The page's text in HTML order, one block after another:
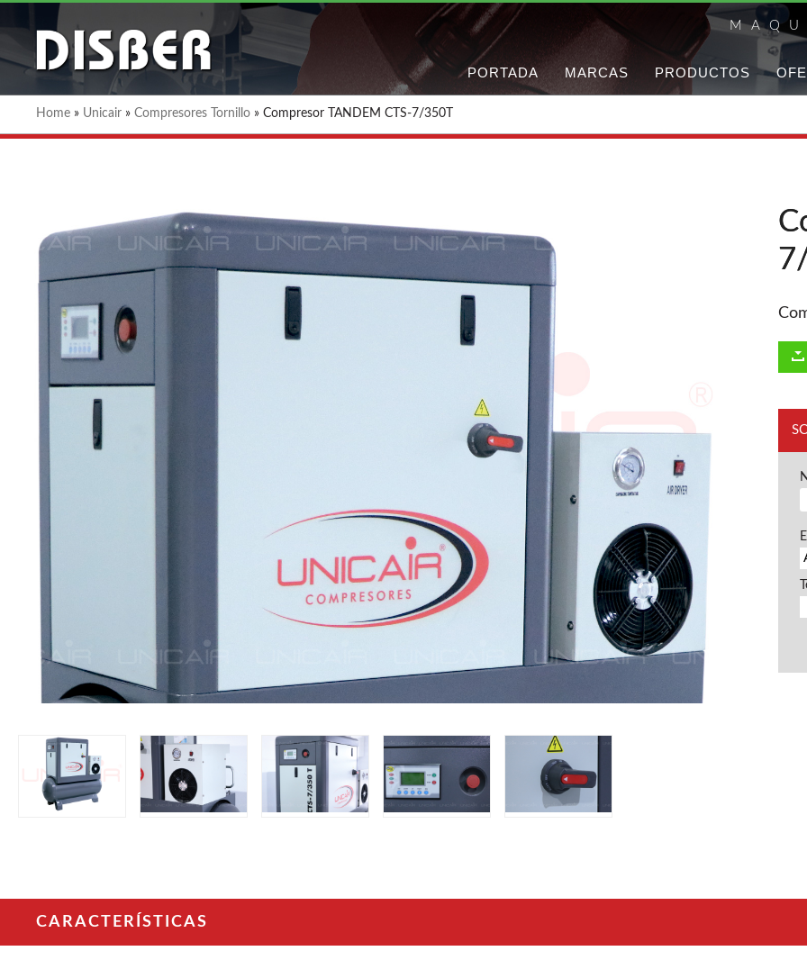
PORTADA MARCAS PRODUCTOS
Home » Unicair » Compresores Tornillo » Compresor TANDEM CTS-7/350T
CARACTERÍSTICAS